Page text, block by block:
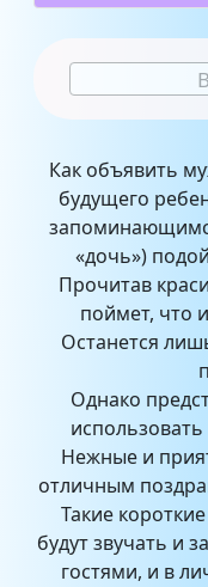
Как объявить
будущего
«дочь»)
Прочитав
поймет, что
Останется
Однако
Нежные и
отличным
Такие
будут звучать и
гостями, и в